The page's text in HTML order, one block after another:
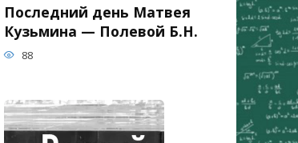
Последний день Матвея
Кузьмина — Полевой Б.Н.
88